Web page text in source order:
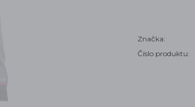
Značka:
Číslo produktu: